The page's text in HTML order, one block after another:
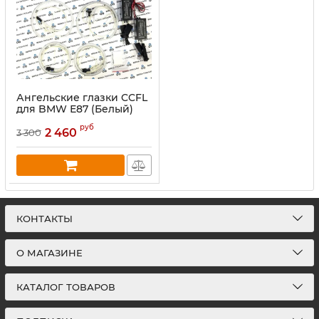
Ангельские глазки CCFL
для BMW Е87 (Белый)
3 300 2 460 руб
КОНТАКТЫ
О МАГАЗИНЕ
КАТАЛОГ ТОВАРОВ